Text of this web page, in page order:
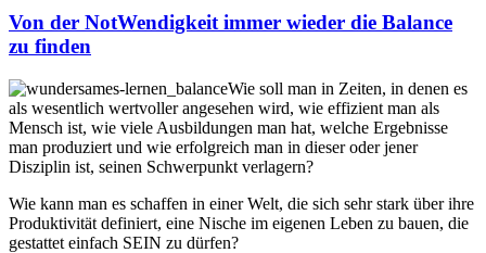
Von der NotWendigkeit immer wieder die Balance
zu finden
Wie soll man in Zeiten, in denen es
als wesentlich wertvoller angesehen wird, wie effizient man als
Mensch ist, wie viele Ausbildungen man hat, welche Ergebnisse
man produziert und wie erfolgreich man in dieser oder jener
Disziplin ist, seinen Schwerpunkt verlagern?
Wie kann man es schaffen in einer Welt, die sich sehr stark über ihre
Produktivität definiert, eine Nische im eigenen Leben zu bauen, die
gestattet einfach SEIN zu dürfen?